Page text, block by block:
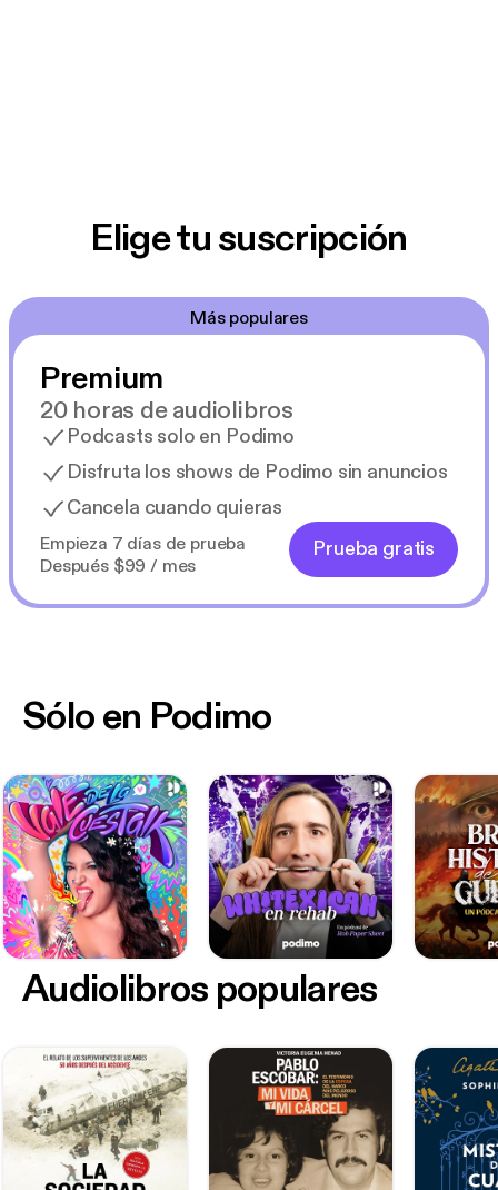
Elige tu suscripción
Más populares
Premium
20 horas de audiolibros
Podcasts solo en Podimo
Disfruta los shows de Podimo sin anuncios
Cancela cuando quieras
Empieza 7 días de prueba
Después $99 / mes
Prueba gratis
Sólo en Podimo
Audiolibros populares